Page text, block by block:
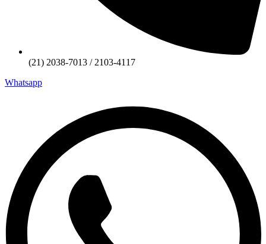
(21) 2038-7013 / 2103-4117
Whatsapp